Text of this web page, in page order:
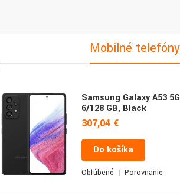
Mobilné telefóny
Samsung Galaxy A53 5G
6/128 GB, Black
307,04 €
Do košíka
Obľúbené Porovnanie